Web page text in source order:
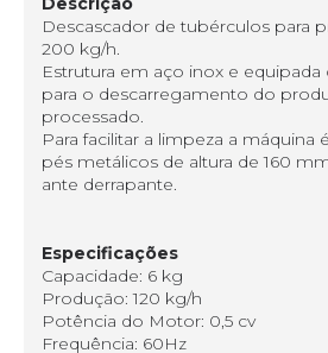
Descascador de tubérculos para
200 kg/h.
Estrutura em aço inox e
para o descarregamento do
processado.
Para facilitar a limpeza a máquina
pés metálicos de altura de 160
ante derrapante.
Especificações
Capacidade: 6 kg
Produção: 120 kg/h
Potência do Motor: 0,5 cv
Frequência: 60Hz